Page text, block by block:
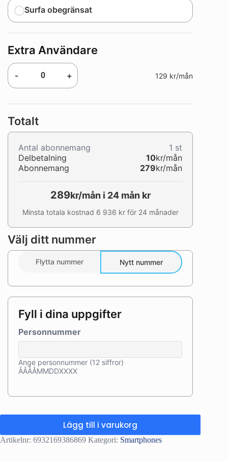
Surfa obegränsat
Extra Användare
- + 129 kr/mån
Totalt
Antal abonnemang 1 st
Delbetalning
10kr/mån
Abonnemang
279kr/mån
289kr/mån i 24 mån kr
Minsta totala kostnad 6 936 kr för 24 månader
Välj ditt nummer
Flytta nummer Nytt nummer
Fyll i dina uppgifter
Personnummer
Ange personnummer (12 siffror)
ÅÅÅÅMMDDXXXX
Lägg till i varukorg
Artikelnr: 6932169386869 Kategori: Smartphones